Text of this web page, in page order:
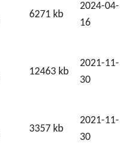
6271 kb
2024-04-
16
12463 kb
2021-11-
30
3357 kb
2021-11-
30